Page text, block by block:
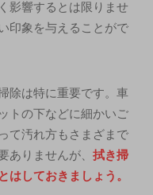
影響するとは限りませ
印象を与えることがで
除は特に重要です。車
トの下などに細かいご
て汚れ方もさまざまで
ありませんが、 拭き掃
はしておきましょう。